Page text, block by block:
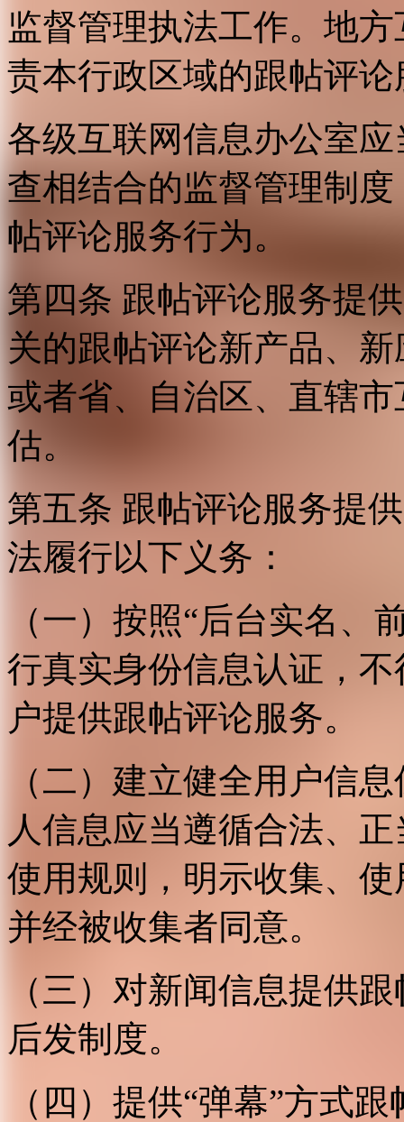
监督管理执法工作。地
责本行政区域的跟帖评
各级互联网信息办公室
查相结合的监督管理制
帖评论服务行为。
第四条 跟帖评论服务提
关的跟帖评论新产品、
或者省、自治区、直辖
估。
第五条 跟帖评论服务提
法履行以下义务：
（一）按照“后台实名、
行真实身份信息认证，
户提供跟帖评论服务。
（二）建立健全用户信
人信息应当遵循合法、
使用规则，明示收集、
并经被收集者同意。
（三）对新闻信息提供
后发制度。
（四）提供“弹幕”方式